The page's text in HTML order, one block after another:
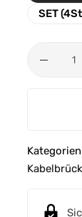
SET
e
r